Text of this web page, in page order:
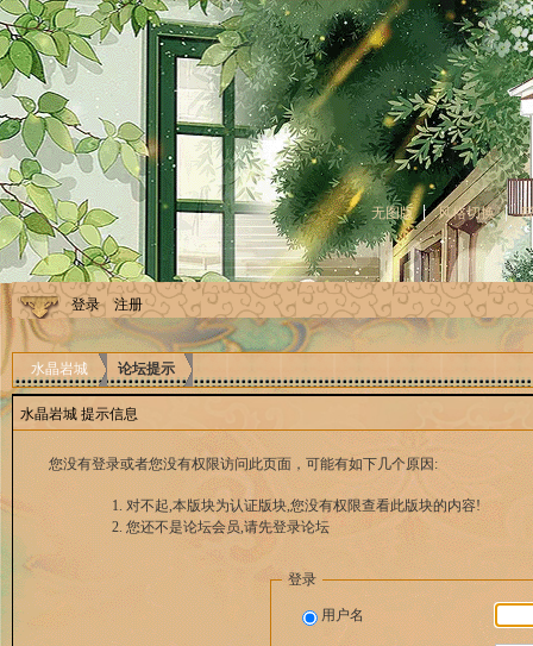
无图版 风格切换
登录 注册
水晶岩城 论坛提示
水晶岩城 提示信息
您没有登录或者您没有权限访问此页面，可能有如下几个原因:
对不起,本版块为认证版块,您没有权限查看此版块的内容!
您还不是论坛会员,请先登录论坛
登录
用户名